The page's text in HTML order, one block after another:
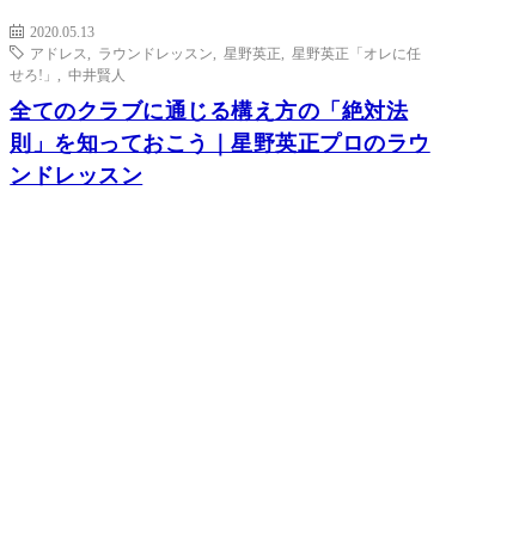
2020.05.13
アドレス
ラウンドレッスン 星野英正
星野英正「オレに任
せろ!」
,中井賢人
全てのクラブに通じる構え方の「絶対法
則」を知っておこう｜星野英正プロのラウ
ンドレッスン